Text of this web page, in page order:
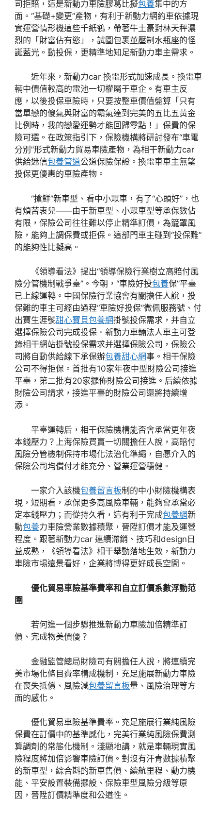
司拒賠，這是新動力車險膠葛比擬包養集中的方
面。“基礎+變更”產物，有利于新動力網約車依據現
實運營情形機這些千紙鶴，帶著牛土豪對林天秤濃
烈的「財富佔有慾」，試圖包裹並壓制水瓶座的怪
誕藍光。動投保，更精準地知足新動力車主需求。
近年來，新動力car 換電形式加速成長。換電車
輛中價值較高的電池一切權屬于車企。有車主反
應，以後投保車險時，只要按整車價值盤算「只有
當單戀的傻氣與財富的霸氣達到完美的五比五黃金
比例時，我的戀愛運勢才能回歸零點！」保費的保
險可選。在政策指引下，保險機構將研討發布“車電
分別”形式新動力貿易車險產物，為相干新動力car
供給迷信包養管道公道保險保證。換電車車主無望
投保更優惠的車險產物。
“搶鮮”新車型、看中小眾車，有了“心頭好”，也
有煩苦衷兒——由于新車型、小眾車型等承保數佔
有限，保險公司往往難以停止精準訂價，為籠罩風
險，能夠上調保費或拒保。這部門車主碰到“投保難”
的能夠性比擬高。
《領導看法》提出“領導保險行業樹立高賠付風
險分管機制戰爭臺”。今朝，“車險好投包養保”平臺
已上線運轉。中國保險行業協會有關擔任人說，投
保難的車主可經由過程“車險好投保”微佩服務號、付
出寶生涯號甜心寶貝包養網掛號投保需求，并自立
選擇保險公司完成投保。新動力車輛法人車主可登
錄相干網站掛號投保需求并選擇保險公司，保險公
司將自動供給線下承保辦包養甜心網事。相干保險
公司不得拒保。首批有10家年夜中型財險公司接進
平臺，第二批有20家擺佈財險公司接進。后續依據
財險公司請求，接進平臺的財險公司還將持續增
添。
平臺運轉后，相干保險機構能否會承當更年夜
本錢壓力？上海保險買賣一切關擔任人說，高賠付
風險分管機制保持市場化法治化準繩，自愿介入的
保險公司均償付才能充分、營業運營穩健。
一家介入該機包養留言板制的中小財險機構表
現，短期看，承保更多高風險車輛，能夠會承當必
定本錢壓力；而從持久看，這有利于完成包養網新
動包養力車險營業數據積聚，晉陞訂價才能及運營
程度。跟著新動力car 連續滯銷、技巧和design日
益成熟，《領導看法》相干舉動落地生效，新動力
車險市場遠景看好，企業將博得更好成長空間。
優化貿易車險基準費率和自立訂價系數浮動范
圍
若何進一個步驟推進新動力車險加倍精準訂
價、完成物美價優？
金融監管總局財險司有關擔任人說，將連續完
美市場化條目費率構成機制，充足施展新動力車險
在喪失抵償、風險減包養留言板量、風險治理等方
面的感化。
優化貿易車險基準費率。充足施展行業純風險
保費在訂價中的基準感化，完美行業純風險保費測
算調劑的常態化機制。淺顯地講，就是車輛現實風
險程度將加倍影響車險訂價。對沒有汗青數據積聚
的新車型，綜合斟酌新車售價、續航里程、動力機
能、平安設置裝備擺設、保險車型風險分級等原
因，晉陞訂價精準度和公道性。